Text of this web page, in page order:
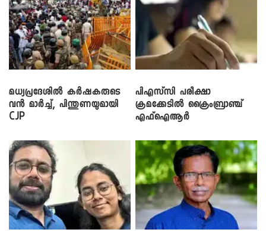
മധ്യപ്രദേശിൽ കർഷകരുടെ
വൻ മാർച്ച്, പിന്തുണയുമായി
CJP
പിഎസ്‌സി പരീക്ഷാ
ക്രമക്കേ‌ടിൽ ക്രൈംബ്രാഞ്ച്
എഫ്ഐആർ